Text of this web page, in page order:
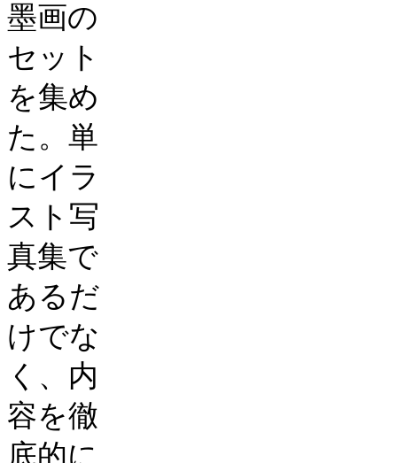
墨画の
セット
を集め
た。単
にイラ
スト写
真集で
あるだ
けでな
く、内
容を徹
底的に